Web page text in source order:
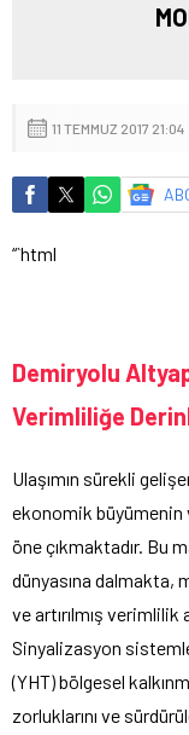
11 TEMMUZ 2017 21:04
“`html
Demiryolu
Verimliliğe
Ulaşımın sürekli
ekonomik büyümenin
öne çıkmaktadır. Bu
dünyasına dalmakta,
ve artırılmış
Sinyalizasyon
(YHT) bölgesel
zorluklarını ve